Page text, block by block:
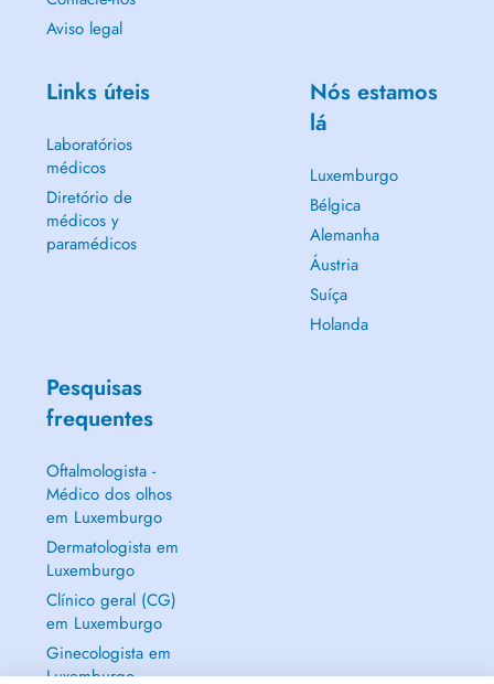
Aviso legal
Links úteis
Laboratórios
médicos
Diretório de
médicos y
paramédicos
Nós estamos
lá
Luxemburgo
Bélgica
Alemanha
Áustria
Suíça
Holanda
Pesquisas
frequentes
Oftalmologista -
Médico dos olhos
em Luxemburgo
Dermatologista em
Luxemburgo
Clínico geral (CG)
em Luxemburgo
Ginecologista em
Luxemburgo